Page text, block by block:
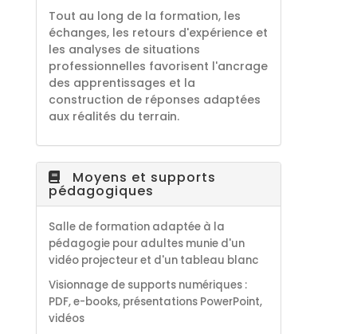
Tout au long de la formation, les
échanges, les retours d'expérience et
les analyses de situations
professionnelles favorisent l'ancrage
des apprentissages et la
construction de réponses adaptées
aux réalités du terrain.
Moyens et supports
pédagogiques
Salle de formation adaptée à la
pédagogie pour adultes munie d'un
vidéo projecteur et d'un tableau blanc
Visionnage de supports numériques :
PDF, e-books, présentations PowerPoint,
vidéos